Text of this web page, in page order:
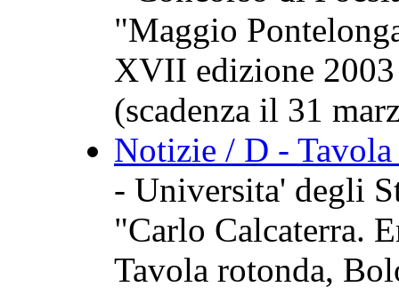
"Maggio
XVII edizione 2003
(scadenza il 31
Notizie / D -
- Universita' degli
"Carlo Calcaterra.
Tavola rotonda,